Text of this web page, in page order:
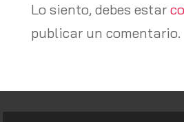
Lo siento, debes estar
publicar un comentario.